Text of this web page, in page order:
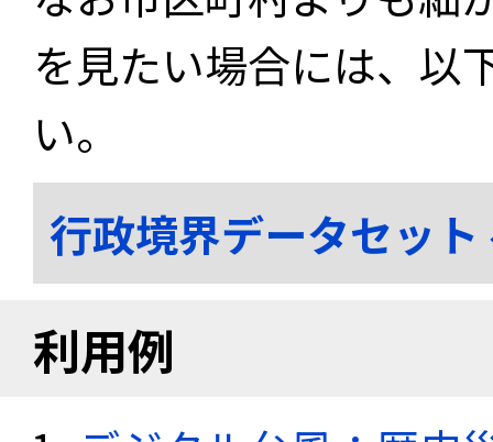
を見たい場合には、以
い。
行政境界データセッ
利用例